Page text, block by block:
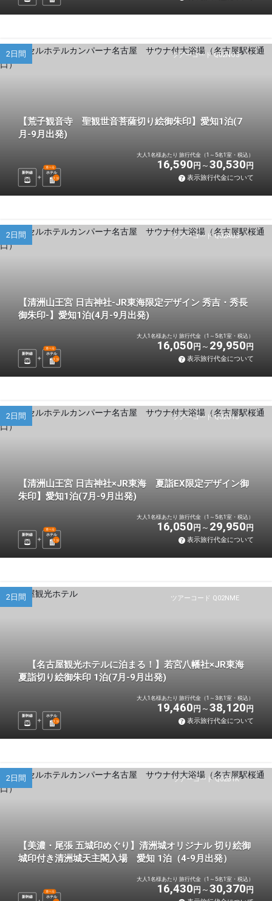
ツアーコード Q02NO3
2日間
【荒子観音寺 聖観世音菩薩切り絵御朱印】愛知1泊(7
月-9月出発)
新幹線 ホテル
選べる
1 泊
大人1名様あたり 旅行代金（1～5名1室・税込）
16,590 円 30,530 円
表示旅行代金について
ツアーコード Q02AU3
2日間
【清洲山王宮 日吉神社-JR東海限定デザイン 秀吉・秀長
御朱印-】愛知1泊(4月-9月出発)
新幹線 ホテル
選べる
1 泊
大人1名様あたり 旅行代金（1～5名1室・税込）
16,050 円 29,950 円
表示旅行代金について
ツアーコード Q02O1J
2日間
【清洲山王宮 日吉神社×JR東海 夏詣EX限定デザイン御
朱印】愛知1泊(7月-9月出発)
新幹線 ホテル
選べる
1 泊
大人1名様あたり 旅行代金（1～5名1室・税込）
16,050 円 29,950 円
表示旅行代金について
ツアーコード Q02NME
2日間
【名古屋観光ホテルに泊まる！】若宮八幡社×JR東海
夏詣切り絵御朱印 1泊(7月-9月出発)
新幹線
ホテル
1 泊
大人1名様あたり 旅行代金（1～3名1室・税込）
19,460 円 38,120 円
表示旅行代金について
ツアーコード Q02B1K
2日間
【美濃・尾張 五城印めぐり】清洲城オリジナル 切り絵御
城印付き清洲城天主閣入場 愛知 1泊（4-9月出発）
新幹線 ホテル
選べる
大人1名様あたり 旅行代金（1～5名1室・税込）
16,430 円 30,370 円